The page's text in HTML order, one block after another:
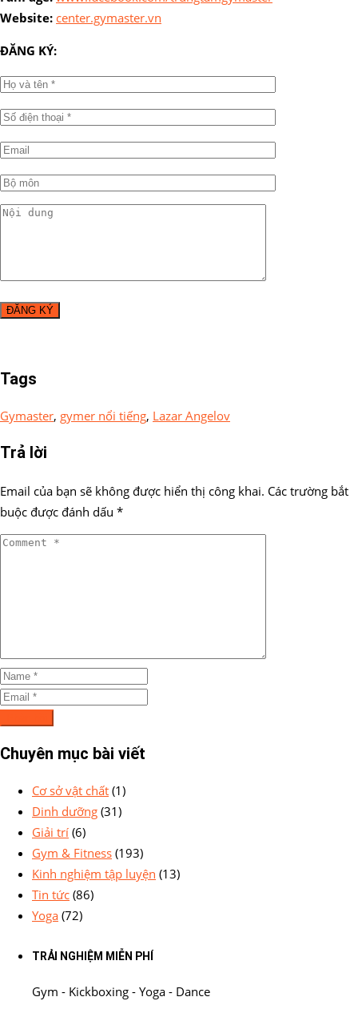
Website: center.gymaster.vn
ĐĂNG KÝ:
Tags
Gymaster, gymer nổi tiếng, Lazar Angelov
Trả lời
Email của bạn sẽ không được hiển thị công khai. Các trường bắt
buộc được đánh dấu *
Chuyên mục bài viết
Cơ sở vật chất (1)
Dinh dưỡng (31)
Giải trí (6)
Gym & Fitness (193)
Kinh nghiệm tập luyện (13)
Tin tức (86)
Yoga (72)
TRẢI NGHIỆM MIỄN PHÍ
Gym - Kickboxing - Yoga - Dance